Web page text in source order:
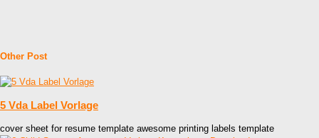
Other Post
5 Vda Label Vorlage
cover sheet for resume template awesome printing labels template